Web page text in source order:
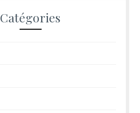
Catégories